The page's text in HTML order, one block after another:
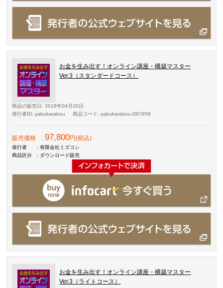
お金を生み出す！オンライン講座・構築マスター
Ver.3（スタンダードコース）
商品の販売日 : 2018年04月20日
発行者ID: yabukarabou 商品コード: yabukarabou-D67858
販売価格 :97,800円(税込)
発行者
: 有限会社ミズコシ
商品区分
: ダウンロード販売
お金を生み出す！オンライン講座・構築マスター
Ver.3（ライトコース）